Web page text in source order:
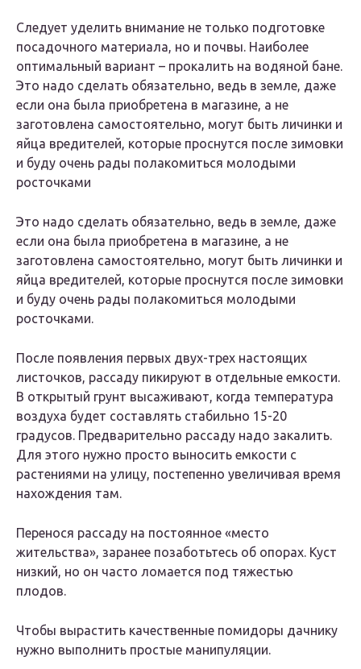
Следует уделить внимание не только подготовке
посадочного материала, но и почвы. Наиболее
оптимальный вариант – прокалить на водяной бане.
Это надо сделать обязательно, ведь в земле, даже
если она была приобретена в магазине, а не
заготовлена самостоятельно, могут быть личинки и
яйца вредителей, которые проснутся после зимовки
и буду очень рады полакомиться молодыми
росточками
Это надо сделать обязательно, ведь в земле, даже
если она была приобретена в магазине, а не
заготовлена самостоятельно, могут быть личинки и
яйца вредителей, которые проснутся после зимовки
и буду очень рады полакомиться молодыми
росточками.
После появления первых двух-трех настоящих
листочков, рассаду пикируют в отдельные емкости.
В открытый грунт высаживают, когда температура
воздуха будет составлять стабильно 15-20
градусов. Предварительно рассаду надо закалить.
Для этого нужно просто выносить емкости с
растениями на улицу, постепенно увеличивая время
нахождения там.
Перенося рассаду на постоянное «место
жительства», заранее позаботьтесь об опорах. Куст
низкий, но он часто ломается под тяжестью
плодов.
Чтобы вырастить качественные помидоры дачнику
нужно выполнить простые манипуляции.